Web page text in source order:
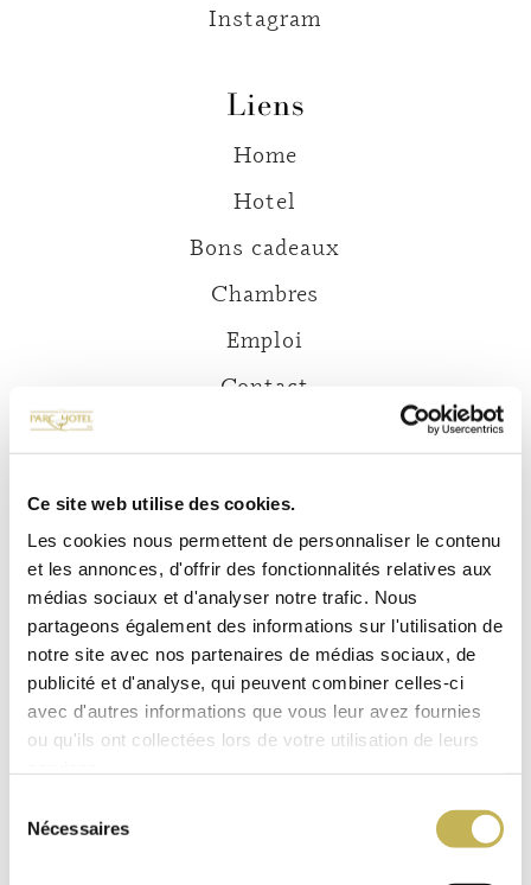
Ce site web utilise des cookies.
Les cookies nous permettent de personnaliser le contenu
et les annonces, d'offrir des fonctionnalités relatives aux
médias sociaux et d'analyser notre trafic. Nous
partageons également des informations sur l'utilisation de
notre site avec nos partenaires de médias sociaux, de
publicité et d'analyse, qui peuvent combiner celles-ci
avec d'autres informations que vous leur avez fournies
ou qu'ils ont collectées lors de votre utilisation de leurs
Nécessaires
Instagram
Liens
Home
Hotel
Bons cadeaux
Chambres
Emploi
Contact
Guide client
COPYRIGHT PARC HOTEL @ 2026
CONDITIONS GÉNÉRALES DE VENTE
COOKIES